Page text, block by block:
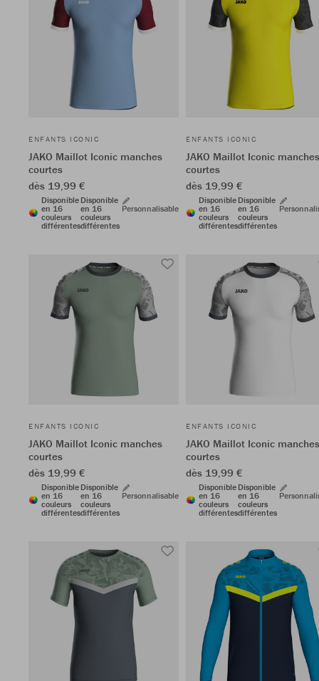
ENFANTS ICONIC
JAKO Maillot Iconic manches
courtes
dès 19,99 €
Disponible
en 16
couleurs
différentes
Disponible
en 16
couleurs
différentes
Personnalisable
ENFANTS ICONIC
JAKO Maillot Iconic manches
courtes
dès 19,99 €
Disponible
en 16
couleurs
différentes
Disponible
en 16
couleurs
différentes
ENFANTS ICONIC
JAKO Maillot Iconic manches
courtes
dès 19,99 €
Disponible
en 16
couleurs
différentes
Disponible
en 16
couleurs
différentes
Personnalisable
ENFANTS ICONIC
JAKO Maillot Iconic manches
courtes
dès 19,99 €
Disponible
en 16
couleurs
différentes
Disponible
en 16
couleurs
différentes